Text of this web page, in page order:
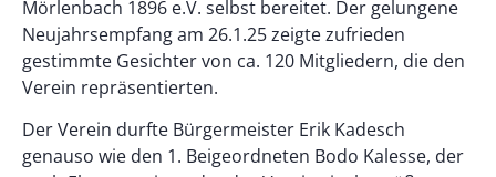
Mörlenbach 1896 e.V. selbst bereitet. Der gelungene
Neujahrsempfang am 26.1.25 zeigte zufrieden
gestimmte Gesichter von ca. 120 Mitgliedern, die den
Verein repräsentierten.
Der Verein durfte Bürgermeister Erik Kadesch
genauso wie den 1. Beigeordneten Bodo Kalesse, der